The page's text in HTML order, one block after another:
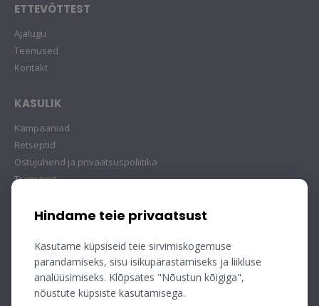
ETTEVÕTTEST
Ajalugu
Teenused
Kontakt
KASULIK
Kampaaniad
Retseptid
Ostujuhend ja privaatsuspoliitika
Transport
Hindame teie privaatsust
Kasutame küpsiseid teie sirvimiskogemuse
parandamiseks, sisu isikupärastamiseks ja liikluse
analüüsimiseks. Klõpsates "Nõustun kõigiga",
nõustute küpsiste kasutamisega.